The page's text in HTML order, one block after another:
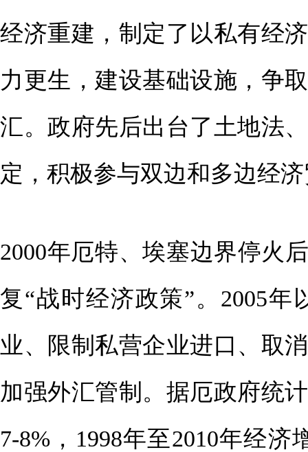
经济重建，制定了以私有经
力更生，建设基础设施，争
汇。政府先后出台了土地法
定，积极参与双边和多边经
2000年厄特、埃塞边界停火
复“战时经济政策”。2005
业、限制私营企业进口、取
加强外汇管制。据厄政府统
7-8%，1998年至2010年经